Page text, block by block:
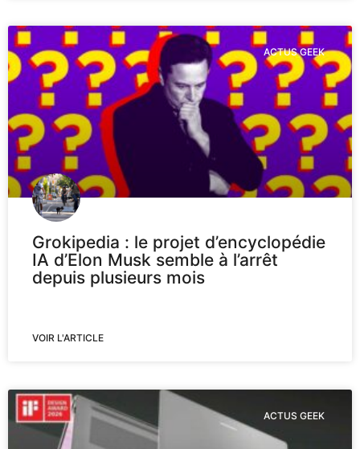
ACTUS GEEK
Grokipedia : le projet d’encyclopédie
IA d’Elon Musk semble à l’arrêt
depuis plusieurs mois
VOIR L'ARTICLE
ACTUS GEEK